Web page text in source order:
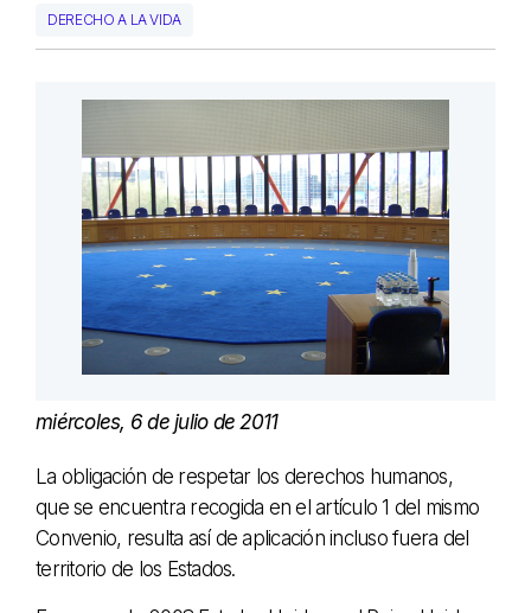
DERECHO A LA VIDA
miércoles, 6 de julio de 2011
La obligación de respetar los derechos humanos,
que se encuentra recogida en el artículo 1 del mismo
Convenio, resulta así de aplicación incluso fuera del
territorio de los Estados.